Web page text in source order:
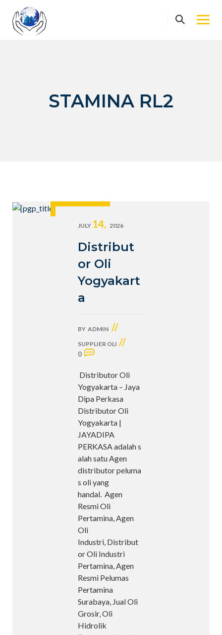
content
STAMINA RL2
JULY 14, 2026
Distribut
or Oli
Yogyakart
a
BY ADMIN //
SUPPLIER OLI //
0
Distributor Oli
Yogyakarta – Jaya
Dipa Perkasa
Distributor Oli
Yogyakarta |
JAYADIPA
PERKASA adalah s
alah satu Agen
distributor peluma
s oli yang
handal. Agen
Resmi Oli
Pertamina, Agen
Oli
Industri, Distribut
or Oli Industri
Pertamina, Agen
Resmi Pelumas
Pertamina
Surabaya, Jual Oli
Grosir, Oli
Hidrolik